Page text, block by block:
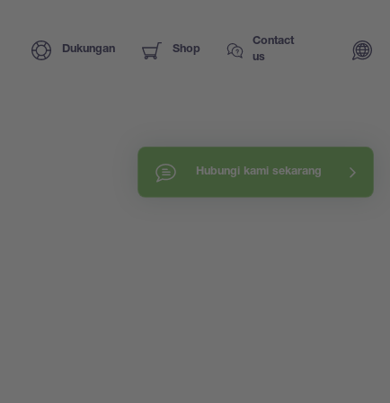
Dukungan Shop
Contact
us
Hubungi kami sekarang